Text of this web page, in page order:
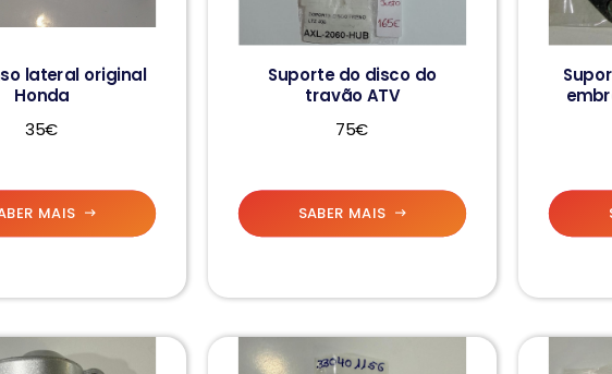
lateral original
Honda
35€
MAIS
Suporte do disco do
travão ATV
75€
SABER MAIS